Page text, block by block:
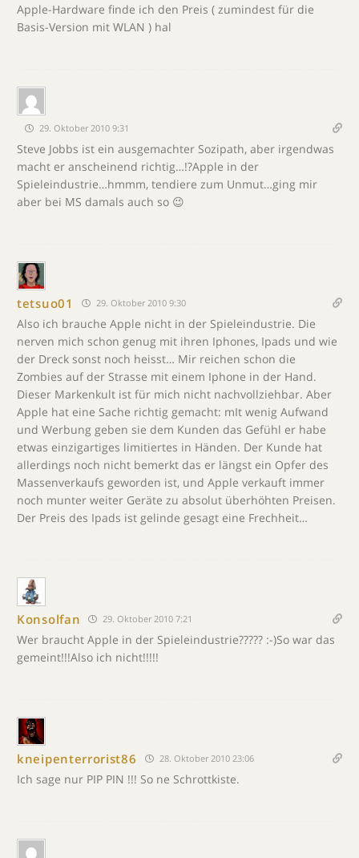
Apple-Hardware finde ich den Preis ( zumindest für die
Basis-Version mit WLAN ) hal
29. Oktober 2010 9:31
Steve Jobbs ist ein ausgemachter Sozipath, aber irgendwas
macht er anscheinend richtig…!?Apple in der
Spieleindustrie…hmmm, tendiere zum Unmut…ging mir
aber bei MS damals auch so 😉
tetsuo01 29. Oktober 2010 9:30
Also ich brauche Apple nicht in der Spieleindustrie. Die
nerven mich schon genug mit ihren Iphones, Ipads und wie
der Dreck sonst noch heisst… Mir reichen schon die
Zombies auf der Strasse mit einem Iphone in der Hand.
Dieser Markenkult ist für mich nicht nachvollziehbar. Aber
Apple hat eine Sache richtig gemacht: mIt wenig Aufwand
und Werbung geben sie dem Kunden das Gefühl er habe
etwas einzigartiges limitiertes in Händen. Der Kunde hat
allerdings noch nicht bemerkt das er längst ein Opfer des
Massenverkaufs geworden ist, und Apple verkauft immer
noch munter weiter Geräte zu absolut überhöhten Preisen.
Der Preis des Ipads ist gelinde gesagt eine Frechheit…
Konsolfan 29. Oktober 2010 7:21
Wer braucht Apple in der Spieleindustrie????? :-)So war das
gemeint!!!Also ich nicht!!!!!
kneipenterrorist86 28. Oktober 2010 23:06
Ich sage nur PIP PIN !!! So ne Schrottkiste.